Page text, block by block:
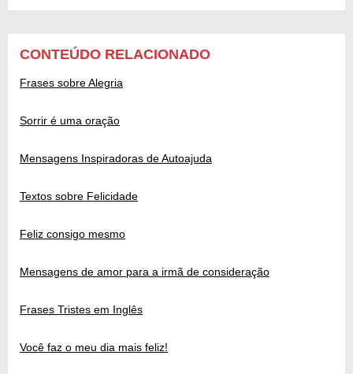
CONTEÚDO RELACIONADO
Frases sobre Alegria
Sorrir é uma oração
Mensagens Inspiradoras de Autoajuda
Textos sobre Felicidade
Feliz consigo mesmo
Mensagens de amor para a irmã de consideração
Frases Tristes em Inglês
Você faz o meu dia mais feliz!